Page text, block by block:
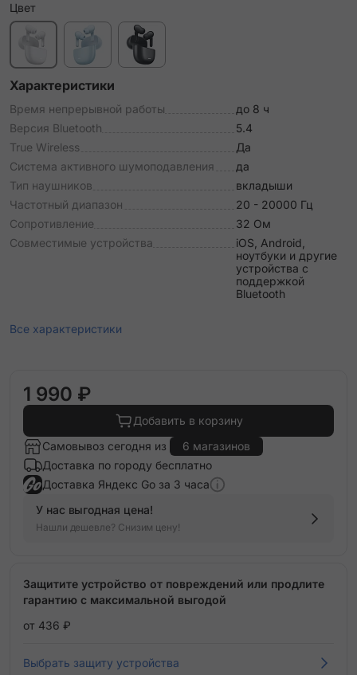
Цвет
Характеристики
Время непрерывной работы
до 8 ч
Версия Bluetooth
5.4
True Wireless
Да
Система активного шумоподавления
да
Тип наушников
вкладыши
Частотный диапазон
20 - 20000 Гц
Сопротивление
32 Ом
Совместимые устройства
iOS, Android,
ноутбуки и другие
устройства с
поддержкой
Bluetooth
Все характеристики
1 990 ₽
Добавить в корзину
Самовывоз сегодня из
6 магазинов
Доставка по городу бесплатно
Доставка Яндекс Go за 3 часа
У нас выгодная цена!
Нашли дешевле? Снизим цену!
Защитите устройство от повреждений или продлите
гарантию с максимальной выгодой
от 436 ₽
Выбрать защиту устройства